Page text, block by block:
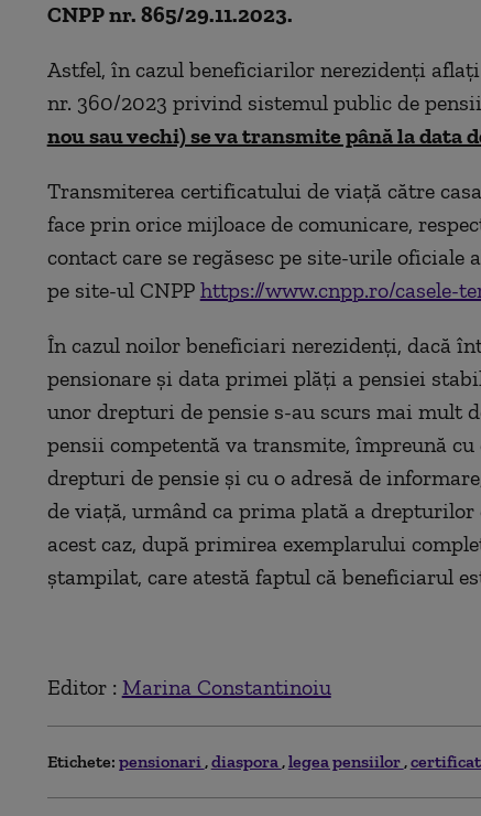
CNPP nr. 865/29.11.2023.
Astfel, în cazul beneficiarilor nerezidenți
nr. 360/2023 privind sistemul public de
nou sau vechi) se va transmite până la data
Transmiterea certificatului de viață către
face prin orice mijloace de comunicare,
contact care se regăsesc pe site-urile
pe site-ul CNPP https://www.cnpp.ro/casele-
În cazul noilor beneficiari nerezidenți, dacă
pensionare și data primei plăți a pensiei
unor drepturi de pensie s-au scurs mai mult
pensii competentă va transmite, împreună cu
drepturi de pensie și cu o adresă de
de viață, urmând ca prima plată a drepturilor
acest caz, după primirea exemplarului
ștampilat, care atestă faptul că beneficiarul
Editor : Marina Constantinoiu
Etichete: pensionari diaspora legea pensiilor